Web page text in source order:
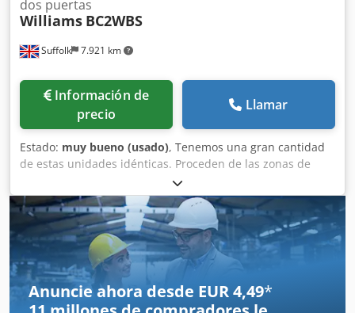
Suffolk 7.921 km
dos puertas
Williams BC2WBS
Información de
precio
Llamar
Estado: muy bueno (usado), Tenemos una gran cantidad
de estas unidades idénticas. Proceden de las zonas de
hospitalidad corporativa del estadio de Wembley. Csdpfou
S E Tvsx Aidoha
Anuncie ahora desde EUR 4,49*